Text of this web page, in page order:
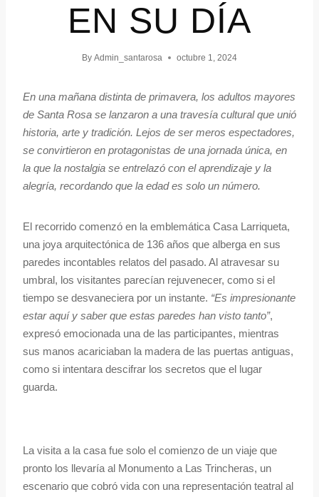
EN SU DÍA
By Admin_santarosa octubre 1, 2024
En una mañana distinta de primavera, los adultos mayores
de Santa Rosa se lanzaron a una travesía cultural que unió
historia, arte y tradición. Lejos de ser meros espectadores,
se convirtieron en protagonistas de una jornada única, en
la que la nostalgia se entrelazó con el aprendizaje y la
alegría, recordando que la edad es solo un número.
El recorrido comenzó en la emblemática Casa Larriqueta,
una joya arquitectónica de 136 años que alberga en sus
paredes incontables relatos del pasado. Al atravesar su
umbral, los visitantes parecían rejuvenecer, como si el
tiempo se desvaneciera por un instante. “Es impresionante
estar aquí y saber que estas paredes han visto tanto”,
expresó emocionada una de las participantes, mientras
sus manos acariciaban la madera de las puertas antiguas,
como si intentara descifrar los secretos que el lugar
guarda.
La visita a la casa fue solo el comienzo de un viaje que
pronto los llevaría al Monumento a Las Trincheras, un
escenario que cobró vida con una representación teatral al